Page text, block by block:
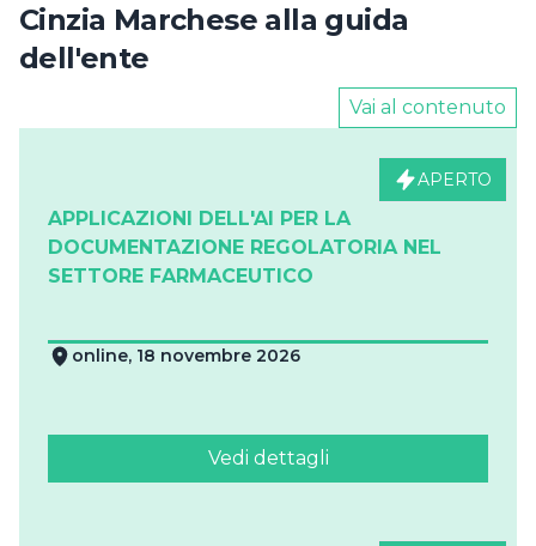
Cinzia Marchese alla guida
dell'ente
Vai al contenuto
APERTO
APPLICAZIONI DELL'AI PER LA
DOCUMENTAZIONE REGOLATORIA NEL
SETTORE FARMACEUTICO
online, 18 novembre 2026
Vedi dettagli